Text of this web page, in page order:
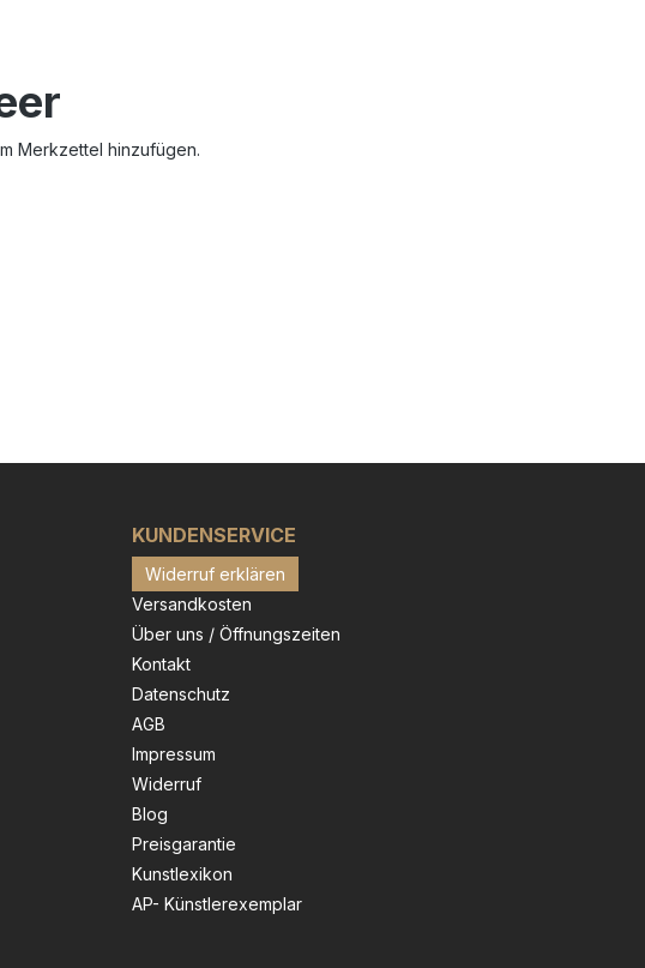
Merkzettel hinzufügen.
KUNDENSERVICE
Widerruf erklären
Versandkosten
Über uns / Öffnungszeiten
Kontakt
Datenschutz
AGB
Impressum
Widerruf
Blog
Preisgarantie
Kunstlexikon
AP- Künstlerexemplar